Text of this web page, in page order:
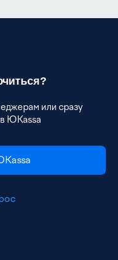
или сразу
в ЮKassa